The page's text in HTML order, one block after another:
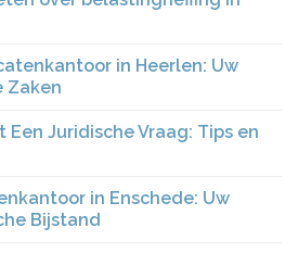
in Heerlen: Uw
Zaken
Een Juridische Vraag: Tips en
in Enschede: Uw
Bijstand